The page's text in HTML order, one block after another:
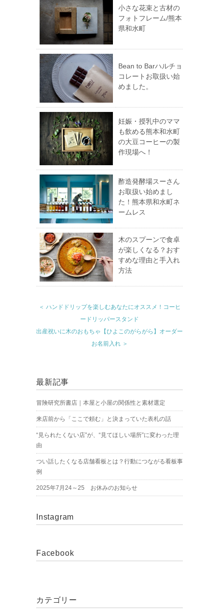
小さな花束と古材の
フォトフレーム/熊本
県和水町
Bean to Barハルチョ
コレートお取扱い始
めました。
妊娠・授乳中のママ
も飲める熊本和水町
の大豆コーヒーの製
作現場へ！
酢造発酵場スーさん
お取扱い始めまし
た！熊本県和水町ネ
ームレス
木のスプーンで食卓
が楽しくなる？おす
すめな理由と手入れ
方法
＜ ハンドドリップを楽しむあなたにオススメ！コーヒ
ードリッパースタンド
出産祝いに木のおもちゃ【ひよこのがらがら】オーダー
お名前入れ ＞
最新記事
冒険研究所書店｜本屋と小屋の関係性と素材選定
来店前から「ここで頼む」と決まっていた表札の話
“見られたくない店”が、“見てほしい場所”に変わった理
由
つい話したくなる店舗看板とは？行動につながる看板事
例
2025年7月24～25 お休みのお知らせ
Instagram
Facebook
カテゴリー